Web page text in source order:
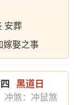
安葬
嫁娶之事
黑道日
冲煞：冲鼠煞